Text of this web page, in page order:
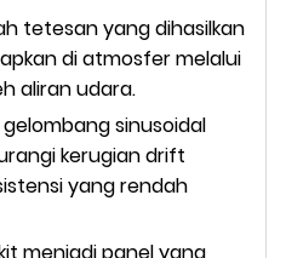
tetesan yang dihasilkan
di atmosfer melalui
aliran udara.
sinusoidal
kerugian drift
yang rendah